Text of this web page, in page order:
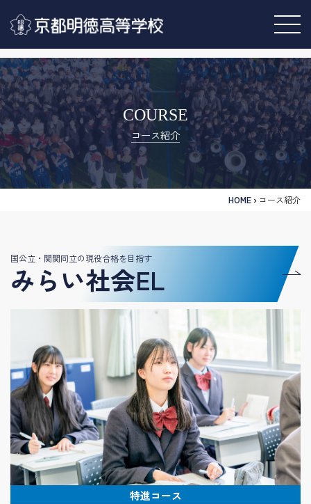
COURSE
コース紹介
HOME › コース紹介
国公立・関関同立の現役合格を目指す
みらい社会EL
特進コース